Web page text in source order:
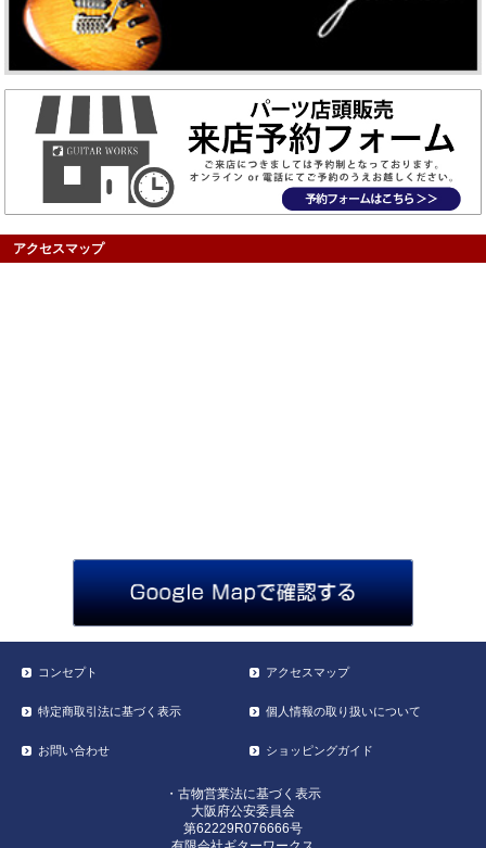
アクセスマップ
コンセプト アクセスマップ
特定商取引法に基づく表示 個人情報の取り扱いについて
お問い合わせ ショッピングガイド
・古物営業法に基づく表示
大阪府公安委員会
第62229R076666号